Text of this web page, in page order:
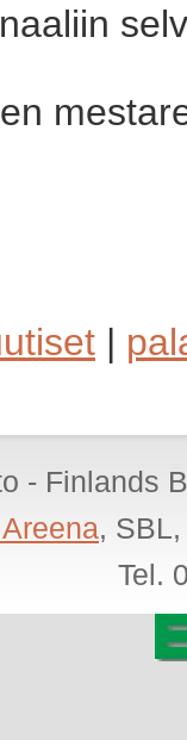
|
- Finlands
,
Tel.